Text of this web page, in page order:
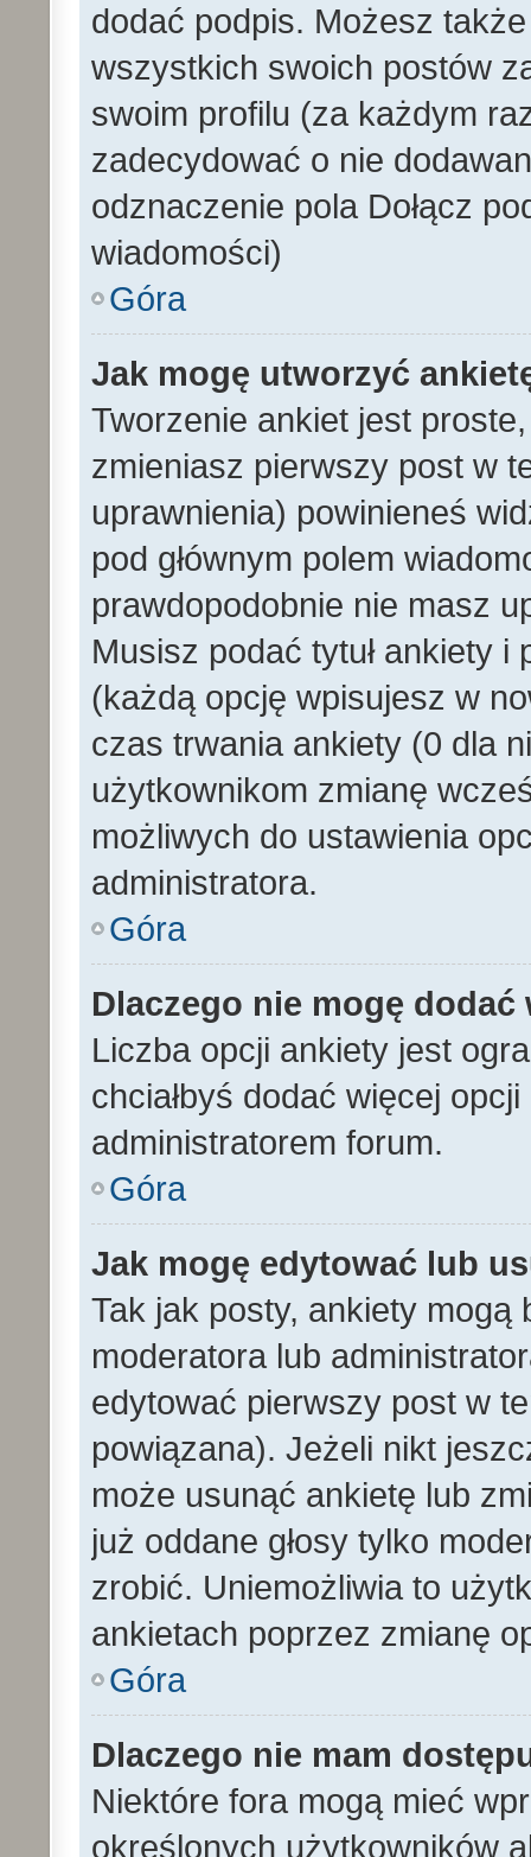
dodać podpis. Możesz
wszystkich swoich postów
swoim profilu (za każdym
zadecydować o nie
odznaczenie pola Dołącz
wiadomości)
Góra
Jak mogę utworzyć
Tworzenie ankiet jest
zmieniasz pierwszy post w
uprawnienia) powinieneś
pod głównym polem
prawdopodobnie nie masz
Musisz podać tytuł ankiety
(każdą opcję wpisujesz w
czas trwania ankiety (0 dla
użytkownikom zmianę
możliwych do ustawienia
administratora.
Góra
Dlaczego nie mogę
Liczba opcji ankiety jest
chciałbyś dodać więcej
administratorem forum.
Góra
Jak mogę edytować lub
Tak jak posty, ankiety
moderatora lub
edytować pierwszy post w
powiązana). Jeżeli nikt
może usunąć ankietę lub
już oddane głosy tylko
zrobić. Uniemożliwia to
ankietach poprzez zmianę
Góra
Dlaczego nie mam
Niektóre fora mogą mieć
określonych użytkowników